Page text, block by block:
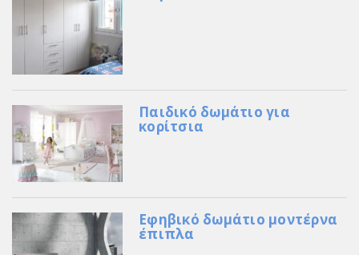
Παιδικό δωμάτιο για
κορίτσια
Εφηβικό δωμάτιο μοντέρνα
έπιπλα